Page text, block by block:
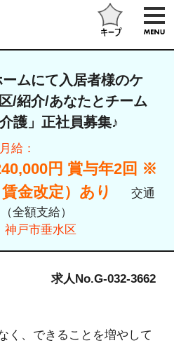
ムにて入居者様のケ
/紹介/あなたとチーム
護」正社員募集♪
月給：
円 賞与年2回 ※
金改定）あり
交通
全額支給）
神戸市垂水区
求人No.G-032-3662
く、できることを増やして